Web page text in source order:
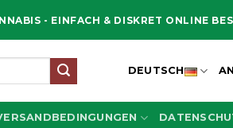
- EINFACH & DISKRET ONLINE
DEUTSCH